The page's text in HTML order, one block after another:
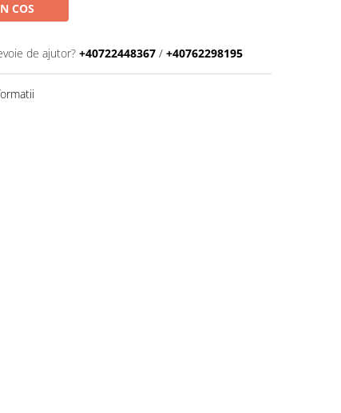
COS
de ajutor? +40722448367 / +40762298195